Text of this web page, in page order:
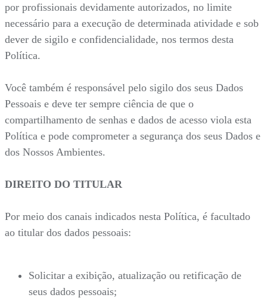
por profissionais devidamente autorizados, no limite
necessário para a execução de determinada atividade e sob
dever de sigilo e confidencialidade, nos termos desta
Política.
Você também é responsável pelo sigilo dos seus Dados
Pessoais e deve ter sempre ciência de que o
compartilhamento de senhas e dados de acesso viola esta
Política e pode comprometer a segurança dos seus Dados e
dos Nossos Ambientes.
DIREITO DO TITULAR
Por meio dos canais indicados nesta Política, é facultado
ao titular dos dados pessoais:
Solicitar a exibição, atualização ou retificação de
seus dados pessoais;